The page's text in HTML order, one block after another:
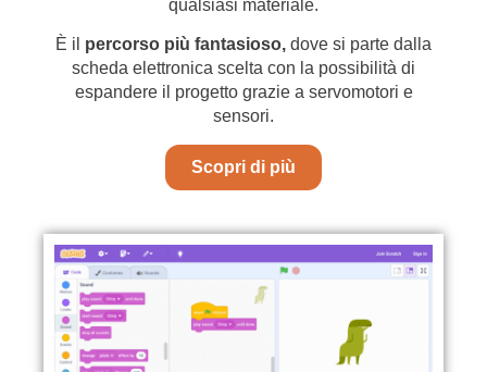
qualsiasi materiale.
È il percorso più fantasioso, dove si parte dalla
scheda elettronica scelta con la possibilità di
espandere il progetto grazie a servomotori e
sensori.
Scopri di più